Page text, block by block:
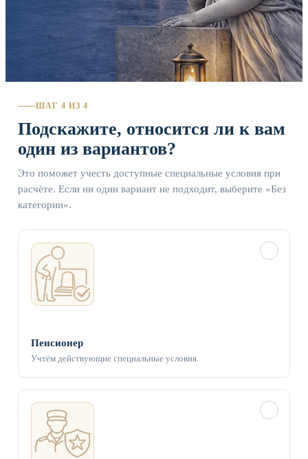
ШАГ 4 ИЗ 4
Подскажите, относится ли к вам
один из вариантов?
Это поможет учесть доступные специальные условия при
расчёте. Если ни один вариант не подходит, выберите «Без
категории».
Пенсионер
Учтём действующие специальные условия.